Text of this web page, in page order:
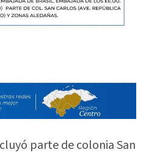
parte de colonia San